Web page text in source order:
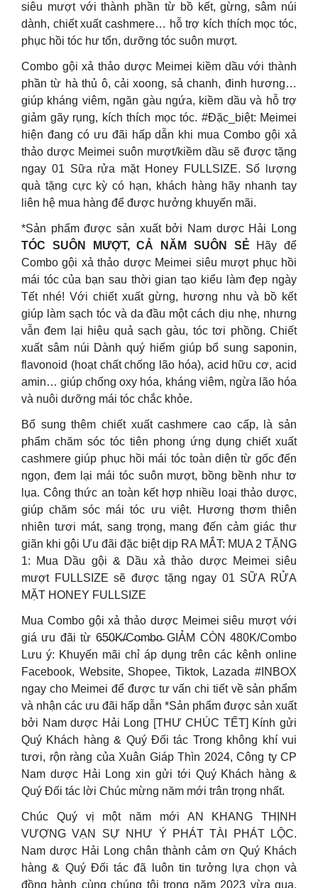
siêu mượt với thành phần từ bồ kết, gừng, sâm núi
dành, chiết xuất cashmere… hỗ trợ kích thích mọc tóc,
phục hồi tóc hư tổn, dưỡng tóc suôn mượt.
Combo gội xả thảo dược Meimei kiềm dầu với thành
phần từ hà thủ ô, cải xoong, sả chanh, đinh hương…
giúp kháng viêm, ngăn gàu ngứa, kiềm dầu và hỗ trợ
giảm gãy rụng, kích thích mọc tóc. #Đặc_biệt: Meimei
hiện đang có ưu đãi hấp dẫn khi mua Combo gội xả
thảo dược Meimei suôn mượt/kiềm dầu sẽ được tặng
ngay 01 Sữa rửa mặt Honey FULLSIZE. Số lượng
quà tặng cực kỳ có hạn, khách hàng hãy nhanh tay
liên hệ mua hàng để được hưởng khuyến mãi.
*Sản phẩm được sản xuất bởi Nam dược Hải Long
TÓC SUÔN MƯỢT, CẢ NĂM SUÔN SẺ Hãy để
Combo gội xả thảo dược Meimei siêu mượt phục hồi
mái tóc của bạn sau thời gian tạo kiểu làm đẹp ngày
Tết nhé! Với chiết xuất gừng, hương nhu và bồ kết
giúp làm sạch tóc và da đầu một cách dịu nhẹ, nhưng
vẫn đem lại hiệu quả sạch gàu, tóc tơi phồng. Chiết
xuất sâm núi Dành quý hiếm giúp bổ sung saponin,
flavonoid (hoạt chất chống lão hóa), acid hữu cơ, acid
amin… giúp chống oxy hóa, kháng viêm, ngừa lão hóa
và nuôi dưỡng mái tóc chắc khỏe.
Bổ sung thêm chiết xuất cashmere cao cấp, là sản
phẩm chăm sóc tóc tiên phong ứng dụng chiết xuất
cashmere giúp phục hồi mái tóc toàn diện từ gốc đến
ngọn, đem lại mái tóc suôn mượt, bồng bềnh như tơ
lụa. Công thức an toàn kết hợp nhiều loại thảo dược,
giúp chăm sóc mái tóc ưu việt. Hương thơm thiên
nhiên tươi mát, sang trọng, mang đến cảm giác thư
giãn khi gội Ưu đãi đặc biệt dịp RA MẮT: MUA 2 TẶNG
1: Mua Dầu gội & Dầu xả thảo dược Meimei siêu
mượt FULLSIZE sẽ được tặng ngay 01 SỮA RỬA
MẶT HONEY FULLSIZE
Mua Combo gội xả thảo dược Meimei siêu mượt với
giá ưu đãi từ 6̵5̵0̵K̵/̵C̵o̵m̵b̵o̵ GIẢM CÒN 480K/Combo
Lưu ý: Khuyến mãi chỉ áp dụng trên các kênh online
Facebook, Website, Shopee, Tiktok, Lazada #INBOX
ngay cho Meimei để được tư vấn chi tiết về sản phẩm
và nhận các ưu đãi hấp dẫn *Sản phẩm được sản xuất
bởi Nam dược Hải Long [THƯ CHÚC TẾT] Kính gửi
Quý Khách hàng & Quý Đối tác Trong không khí vui
tươi, rộn ràng của Xuân Giáp Thìn 2024, Công ty CP
Nam dược Hải Long xin gửi tới Quý Khách hàng &
Quý Đối tác lời Chúc mừng năm mới trân trọng nhất.
Chúc Quý vị một năm mới AN KHANG THỊNH
VƯỢNG VẠN SỰ NHƯ Ý PHÁT TÀI PHÁT LỘC.
Nam dược Hải Long chân thành cảm ơn Quý Khách
hàng & Quý Đối tác đã luôn tin tưởng lựa chọn và
đồng hành cùng chúng tôi trong năm 2023 vừa qua.